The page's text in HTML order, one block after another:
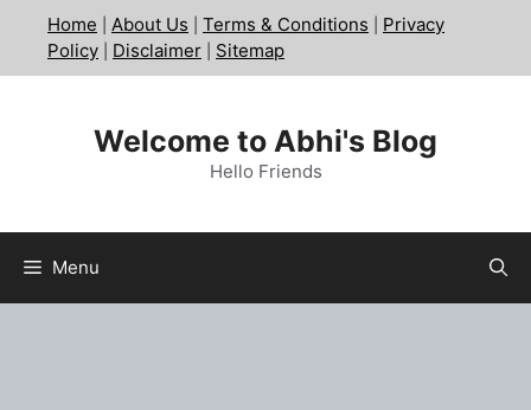
content
Home About Us Terms & Conditions
Privacy
Policy
Disclaimer Sitemap
Welcome to Abhi's Blog
Hello Friends
Menu